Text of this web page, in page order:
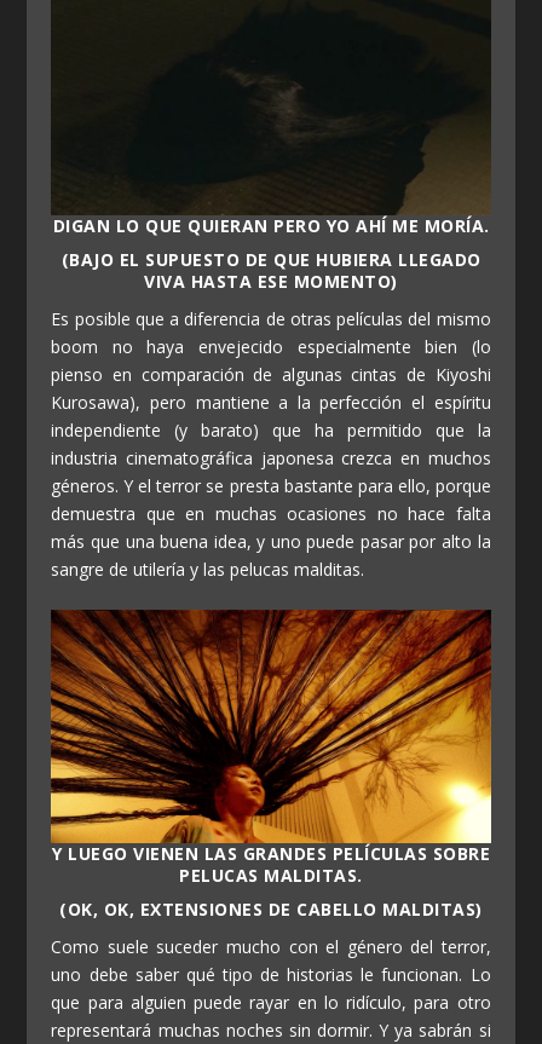
DIGAN LO QUE QUIERAN PERO YO AHÍ ME MORÍA.
(BAJO EL SUPUESTO DE QUE HUBIERA LLEGADO
VIVA HASTA ESE MOMENTO)
Es posible que a diferencia de otras películas del mismo
boom no haya envejecido especialmente bien (lo
pienso en comparación de algunas cintas de Kiyoshi
Kurosawa), pero mantiene a la perfección el espíritu
independiente (y barato) que ha permitido que la
industria cinematográfica japonesa crezca en muchos
géneros. Y el terror se presta bastante para ello, porque
demuestra que en muchas ocasiones no hace falta
más que una buena idea, y uno puede pasar por alto la
sangre de utilería y las pelucas malditas.
Y LUEGO VIENEN LAS GRANDES PELÍCULAS SOBRE
PELUCAS MALDITAS.
(OK, OK, EXTENSIONES DE CABELLO MALDITAS)
Como suele suceder mucho con el género del terror,
uno debe saber qué tipo de historias le funcionan. Lo
que para alguien puede rayar en lo ridículo, para otro
representará muchas noches sin dormir. Y ya sabrán si